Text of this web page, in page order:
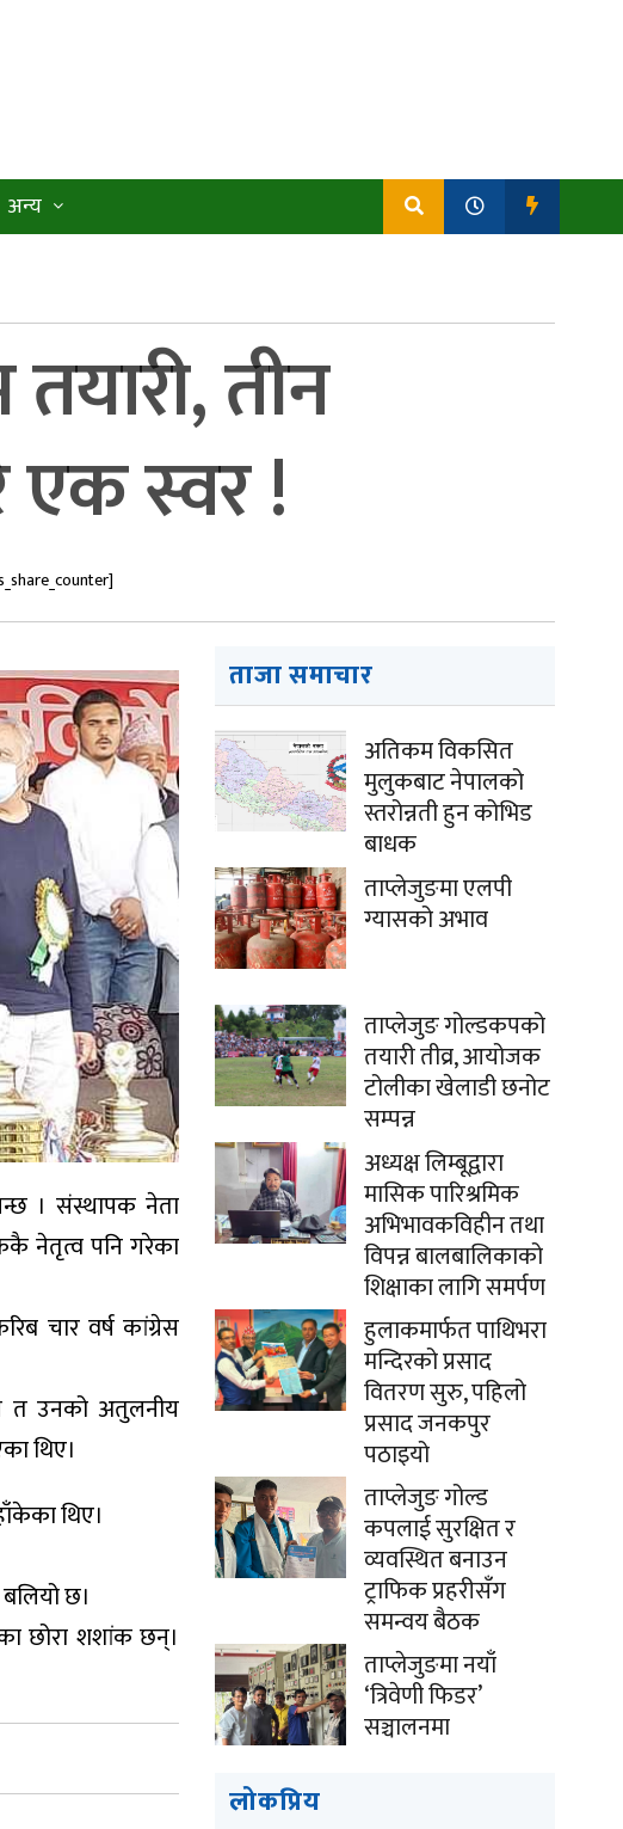
अन्य
तीन
एक स्वर !
। संस्थापक नेता
नेतृत्व पनि गरेका
चार वर्ष कांग्रेस
त उनको अतुलनीय
थिए।
थिए।
छ।
छोरा शशांक छन्।
ताजा समाचार
अतिकम विकसित
मुलुकबाट नेपालको
स्तरोन्नती हुन कोभिड
बाधक
ताप्लेजुङमा एलपी
ग्यासको अभाव
ताप्लेजुङ गोल्डकपको
तयारी तीव्र, आयोजक
टोलीका खेलाडी छनोट
सम्पन्न
अध्यक्ष लिम्बूद्वारा
मासिक पारिश्रमिक
अभिभावकविहीन तथा
विपन्न बालबालिकाको
शिक्षाका लागि समर्पण
हुलाकमार्फत पाथिभरा
मन्दिरको प्रसाद
वितरण सुरु, पहिलो
प्रसाद जनकपुर
पठाइयो
ताप्लेजुङ गोल्ड
कपलाई सुरक्षित र
व्यवस्थित बनाउन
ट्राफिक प्रहरीसँग
समन्वय बैठक
ताप्लेजुङमा नयाँ
‘त्रिवेणी फिडर’
सञ्चालनमा
लोकप्रिय